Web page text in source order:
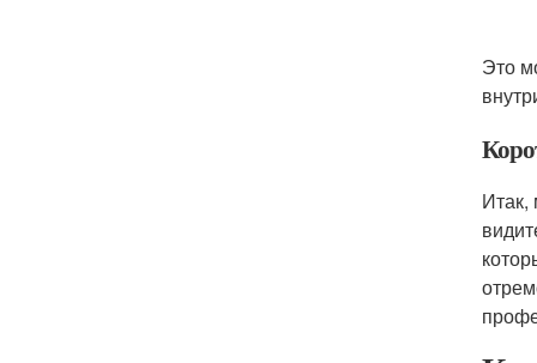
Это
Итак,